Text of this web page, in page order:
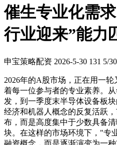
催生专业化需
行业迎来”能力
申宝策略配资 2026-5-30 131 5/30
2026年的A股市场，正在用一
着每一位参与者的专业素养。
发，到一季度末半导体设备板
经济和机器人概念的反复活跃
布，而是高度集中于少数具备
块。在这样的市场环境下，"专
融资概念，而是逐渐演变为一